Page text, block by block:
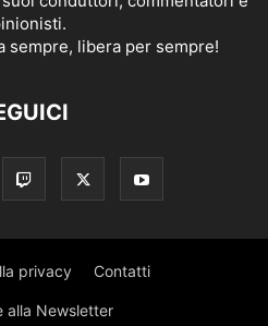
sempre, libera per sempre!
privacy Contatti
alla Newsletter